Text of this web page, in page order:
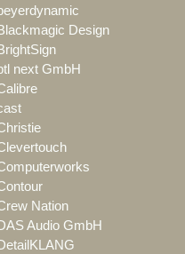
Design
next GmbH
Nation
Audio GmbH